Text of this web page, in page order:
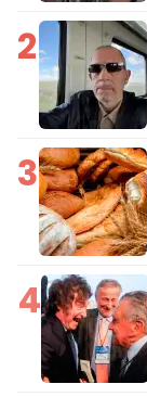
2
3
4